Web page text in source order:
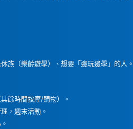
族（樂齡遊學）、想要「邊玩邊學」的人
餘時間按摩/購物）。
，週末活動。